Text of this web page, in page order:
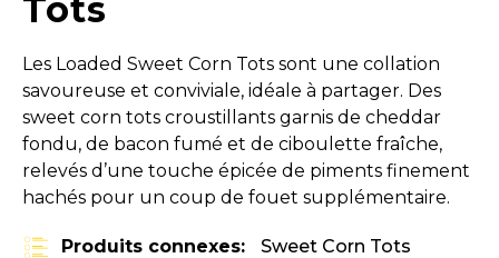
Tots
Les Loaded Sweet Corn Tots sont une collation
savoureuse et conviviale, idéale à partager. Des
sweet corn tots croustillants garnis de cheddar
fondu, de bacon fumé et de ciboulette fraîche,
relevés d’une touche épicée de piments finement
hachés pour un coup de fouet supplémentaire.
Produits connexes:
Sweet Corn Tots